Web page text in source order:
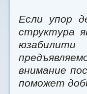
Если упор
структура
внимание
поможет